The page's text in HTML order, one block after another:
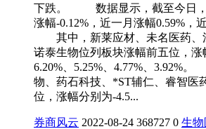
下跌。 数据显示，截至今日，
涨幅-0.12%，近一月涨幅0.59%，
其中，新莱应材、未名医药、
诺泰生物位列板块涨幅前五位，涨
6.20%、5.25%、4.77%、
物、药石科技、*ST辅仁、睿智医
位，涨幅分别为-4.5...
券商风云 2022-08-24 368727 0 生